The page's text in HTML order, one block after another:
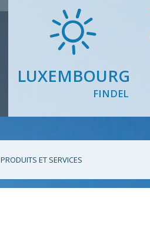
LUXEMBOURG
FINDEL
PRODUITS ET SERVICES